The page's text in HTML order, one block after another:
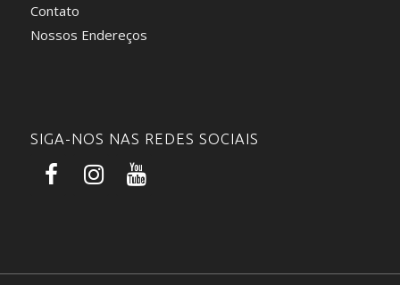
Contato
Nossos Endereços
SIGA-NOS NAS REDES SOCIAIS